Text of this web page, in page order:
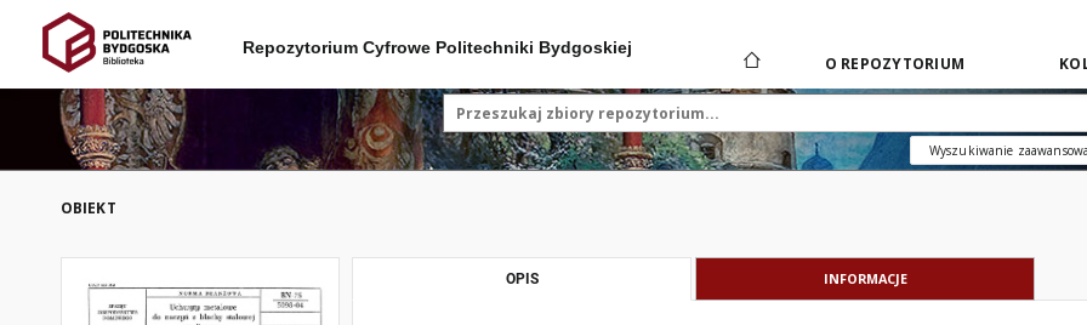
Repozytorium Cyfrowe Politechniki Bydgoskiej
O REPOZYTORIUM
Wyszukiwanie
OBIEKT
OPIS INFORMACJE